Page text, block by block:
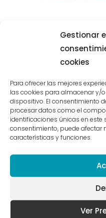
Gestionar
cookies
Para ofrecer las mejores
las cookies para almacenar y/
dispositivo. El consentimiento
procesar datos como el
identificaciones únicas en este
consentimiento, puede afectar
características y funciones.
Ver
To delete a comment,
comments. There you will
Los comentarios están
Get In
You can use a few enticing
that will attract future